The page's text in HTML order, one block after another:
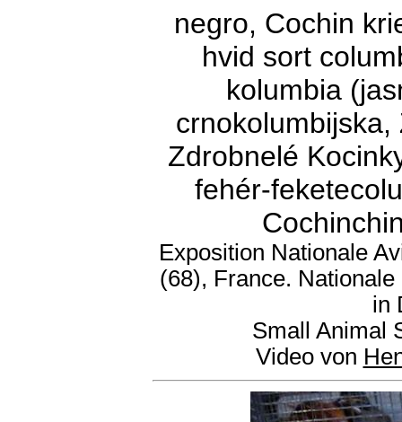
negro, Cochin
hvid sort
kolumbia
Zdrobnelé
fehér-
Exposition Nationale
(68), France.
in
Small Animal
Video von